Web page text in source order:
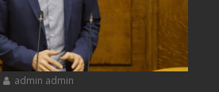
admin admin